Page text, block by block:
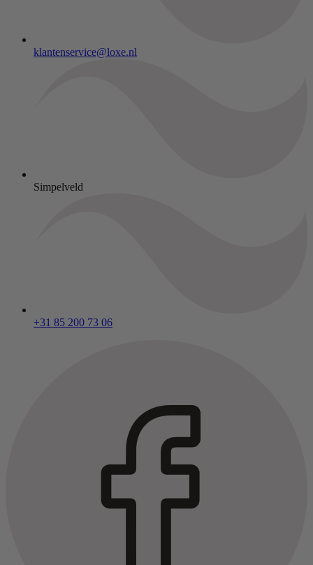
klantenservice@loxe.nl
Simpelveld
+31 85 200 73 06